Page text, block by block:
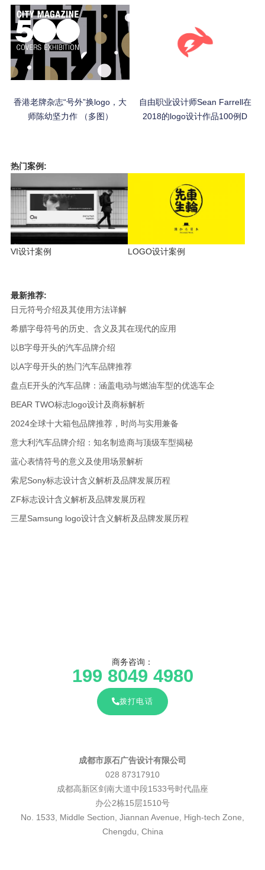
香港老牌杂志“号外”换logo，大
师陈幼坚力作 （多图）
自由职业设计师Sean Farrell在
2018的logo设计作品100例D
热门案例:
VI设计案例 LOGO设计案例
最新推荐:
日元符号介绍及其使用方法详解
希腊字母符号的历史、含义及其在现代的应用
以B字母开头的汽车品牌介绍
以A字母开头的热门汽车品牌推荐
盘点E开头的汽车品牌：涵盖电动与燃油车型的优选车企
BEAR TWO标志logo设计及商标解析
2024全球十大箱包品牌推荐，时尚与实用兼备
意大利汽车品牌介绍：知名制造商与顶级车型揭秘
蓝心表情符号的意义及使用场景解析
索尼Sony标志设计含义解析及品牌发展历程
ZF标志设计含义解析及品牌发展历程
三星Samsung logo设计含义解析及品牌发展历程
商务咨询：
199 8049 4980
拨打电话
成都市原石广告设计有限公司
028 87317910
成都高新区剑南大道中段1533号时代晶座
办公2栋15层1510号
No. 1533, Middle Section, Jiannan Avenue, High-tech Zone,
Chengdu, China